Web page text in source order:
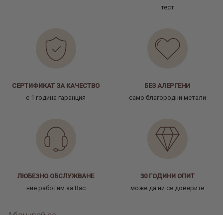
тест
СЕРТИФИКАТ ЗА КАЧЕСТВО
с 1 година гаранция
БЕЗ АЛЕРГЕНИ
само благородни метали
ЛЮБЕЗНО ОБСЛУЖВАНЕ
ние работим за Вас
30 ГОДИНИ ОПИТ
може да ни се доверите